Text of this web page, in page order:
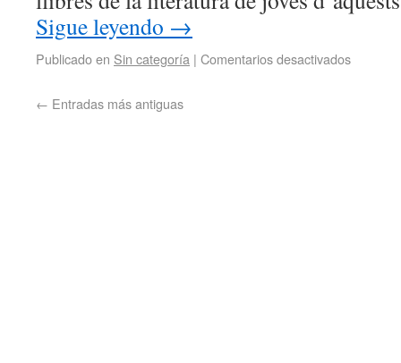
Sigue leyendo →
Publicado en Sin categoría | Comentarios desactivados
← Entradas más antiguas